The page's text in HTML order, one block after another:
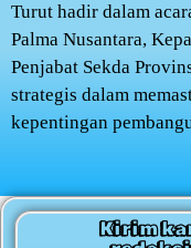
Turut hadir dalam
Palma Nusantara,
Penjabat Sekda
strategis dalam
kepentingan
Kirim